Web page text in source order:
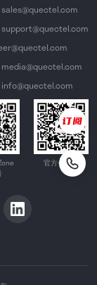
sales@quectel.com
support@quectel.com
media@quectel.com
info@quectel.com
官方公众号